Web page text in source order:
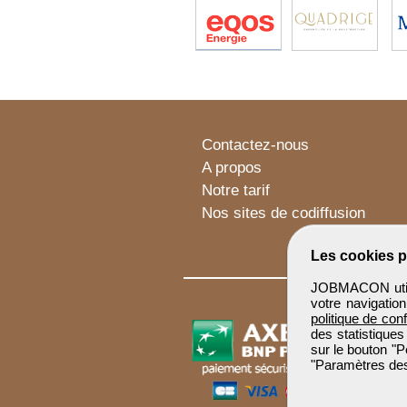
Les cookies
JOBMACON
votre
politique de
des
sur le bouton
"Paramètres
Contactez-nous
A propos
Notre tarif
Nos sites de codiffusion